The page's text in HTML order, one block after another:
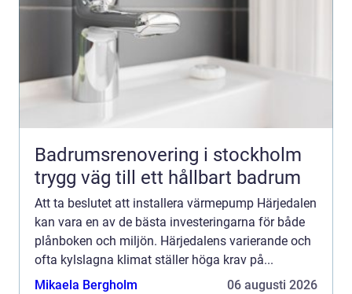
Badrumsrenovering i stockholm
trygg väg till ett hållbart badrum
Att ta beslutet att installera värmepump Härjedalen
kan vara en av de bästa investeringarna för både
plånboken och miljön. Härjedalens varierande och
ofta kylslagna klimat ställer höga krav på...
Mikaela Bergholm
06 augusti 2026